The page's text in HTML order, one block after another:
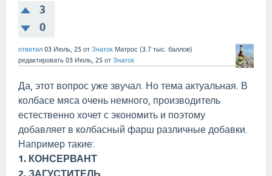
3
0
ответил 03 Июль, 25 от Знаток Матрос (3.7 тыс. баллов)
редактировать 03 Июль, 25 от Знаток
Да, этот вопрос уже звучал. Но тема актуальная. В
колбасе мяса очень немного, производитель
естественно хочет с экономить и поэтому
добавляет в колбасный фарш различные добавки.
Например такие:
1. КОНСЕРВАНТ